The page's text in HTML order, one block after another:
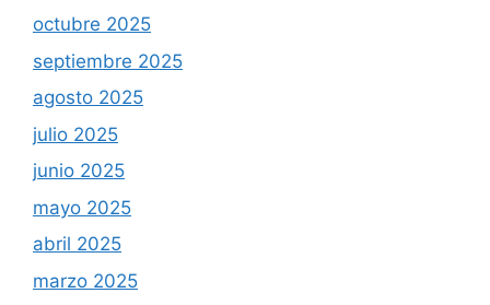
octubre 2025
septiembre 2025
agosto 2025
julio 2025
junio 2025
mayo 2025
abril 2025
marzo 2025